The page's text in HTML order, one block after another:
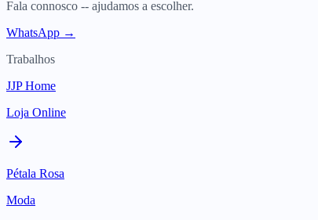
Fala connosco -- ajudamos a escolher.
WhatsApp →
Trabalhos
JJP Home
Loja Online
Pétala Rosa
Moda